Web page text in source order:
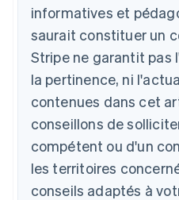
informatives et
saurait constituer un
Stripe ne garantit pas
la pertinence, ni
contenues dans cet
conseillons de
compétent ou d'un
les territoires
conseils adaptés à
Australie
English
Deutsch English
Belgique
Nederlands Français
PortuguêsEnglish
Bulgarie
English
Canada
English Français